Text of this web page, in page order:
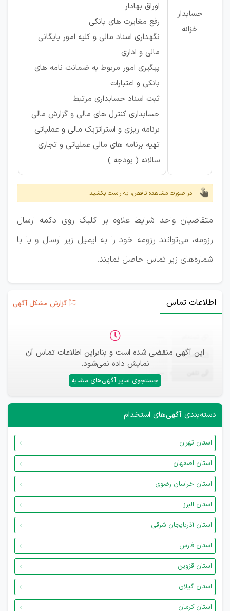
حسابدار
خزانه
اوراق بهادار
رفع مغایرت های بانکی
نگهداری اسناد مالی و کلیه امور بایگانی
مالی و اداری
پیگیری امور مربوط به ضمانت نامه های
بانکی و اعتبارات
ثبت اسناد حسابداری مرتبط
حسابداری کنترل های مالی و گزارش مالی
برنامه ریزی و استراتژیک مالی و عملیاتی
تهیه برنامه های مالی عملیاتی و تجاری
سالانه ( بودجه )
در صورت مشاهده ناقص، به راست بکشید
متقاضیان واجد شرایط علاوه بر کلیک روی دکمه ارسال
رزومه، می‌توانند رزومه خود را به ایمیل زیر ارسال و یا با
شماره‌های زیر تماس حاصل نمایند.
اطلاعات تماس گزارش مشکل آگهی
این آگهی منقضی شده است و بنابراین اطلاعات تماس آن
نمایش داده نمی‌شود.
جستجوی سایر آگهی‌های مشابه
ایمیل —
—
دسته‌بندی آگهی‌های استخدام
استان تهران
استان اصفهان
استان خراسان رضوی
استان البرز
استان آذربایجان شرقی
استان فارس
استان قزوین
استان گیلان
استان کرمان